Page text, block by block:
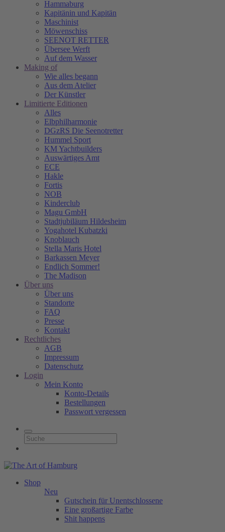
Hammaburg
Kapitänin und Kapitän
Maschinist
Möwenschiss
SEENOT RETTER
Übersee Werft
Auf dem Wasser
Making of
Wie alles begann
Aus dem Atelier
Der Künstler
Limitierte Editionen
Alles
Elbphilharmonie
DGzRS Die Seenotretter
Hummel Sport
KM Yachtbuilders
Auswärtiges Amt
ECE
Hakle
Fortis
NOB
Kinderclub
Magu GmbH
Stadtjubiläum Hildesheim
Yogahotel Kubatzki
Knoblauch
Stella Maris Hotel
Barkassen Meyer
Endlich Sommer!
The Madison
Über uns
Über uns
Standorte
FAQ
Presse
Kontakt
Rechtliches
AGB
Impressum
Datenschutz
Login
Mein Konto
Konto-Details
Bestellungen
Passwort vergessen
Shop
Neu
Gutschein für Unentschlossene
Eine großartige Farbe
Shit happens